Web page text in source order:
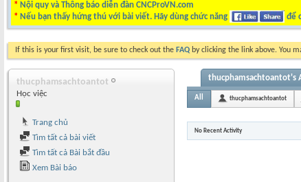
* Nội quy và Thông báo diễn đàn CNCProVN.com
* Nếu bạn thấy hứng thú với bài viết. Hãy dùng chức năng để
If this is your first visit, be sure to check out the FAQ by clicking the link above. You
thucphamsachtoantot
Học việc
Trang chủ
Tìm tất cả bài viết
Tìm tất cả Bài bắt đầu
Xem Bài báo
thucphamsachtoantot's
All thucphamsachtoantot
No Recent Activity